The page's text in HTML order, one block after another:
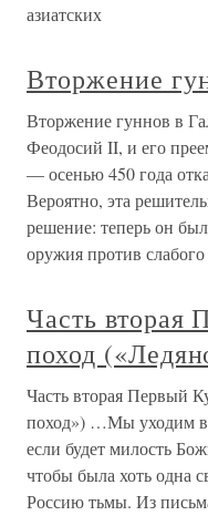
азиатских
Вторжение
Вторжение гуннов в
Феодосий II, и его
— осенью 450 года
Вероятно, эта
решение: теперь он
оружия против слабого
Часть вторая
поход
Часть вторая Первый
поход») …Мы уходим в
если будет милость
чтобы была хоть одна
Россию тьмы. Из